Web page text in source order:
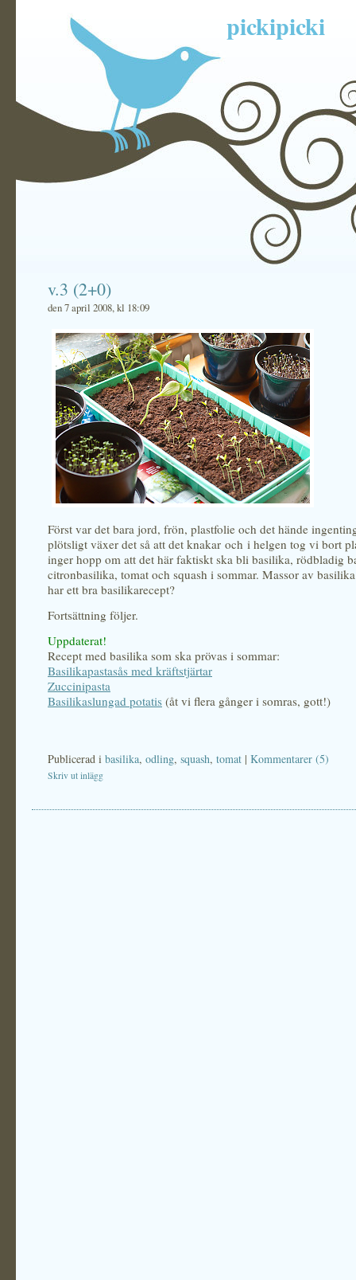
pickipicki
v.3 (2+0)
den 7 april 2008, kl 18:09
Först var det bara jord, frön, plastfolie och det hände
plötsligt växer det så att det knakar och i helgen tog vi bort
inger hopp om att det här faktiskt ska bli basilika, rödbladig
citronbasilika, tomat och squash i sommar. Massor av
har ett bra basilikarecept?
Fortsättning följer.
Uppdaterat!
Recept med basilika som ska prövas i sommar:
Basilikapastasås med kräftstjärtar
Zuccinipasta
Basilikaslungad potatis (åt vi flera gånger i somras, gott!)
Publicerad i basilika, odling, squash, tomat | Kommentarer (5)
Skriv ut inlägg